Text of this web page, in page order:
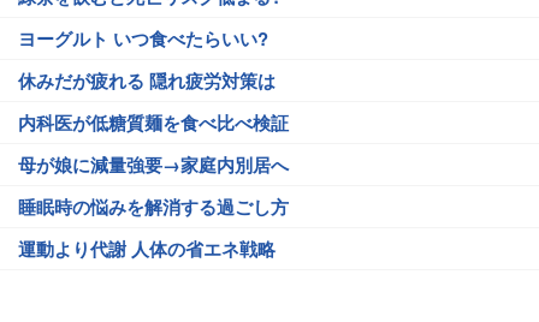
ヨーグルト いつ食べたらいい?
休みだが疲れる 隠れ疲労対策は
内科医が低糖質麺を食べ比べ検証
母が娘に減量強要→家庭内別居へ
睡眠時の悩みを解消する過ごし方
運動より代謝 人体の省エネ戦略